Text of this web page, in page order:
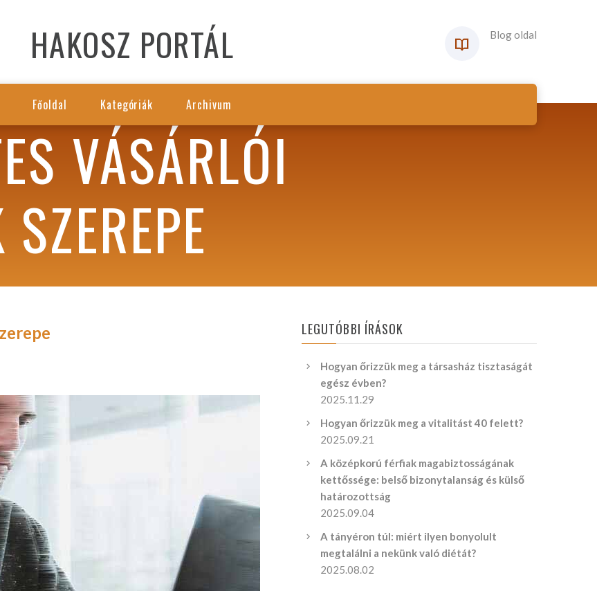
HAKOSZ PORTÁL Blog oldal
Főoldal Kategóriák Archivum
VÁSÁRLÓI
LEGUTÓBBI ÍRÁSOK
Hogyan őrizzük meg a társasház tisztaságát
egész évben?
2025.11.29
Hogyan őrizzük meg a vitalitást 40 felett?
2025.09.21
A középkorú férfiak magabiztosságának
kettőssége: belső bizonytalanság és külső
határozottság
2025.09.04
A tányéron túl: miért ilyen bonyolult
megtalálni a nekünk való diétát?
2025.08.02